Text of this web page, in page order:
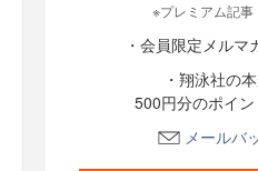
※プレミアム記事
・会員限定メル
・翔泳社の
500円分のポイ
メールバ